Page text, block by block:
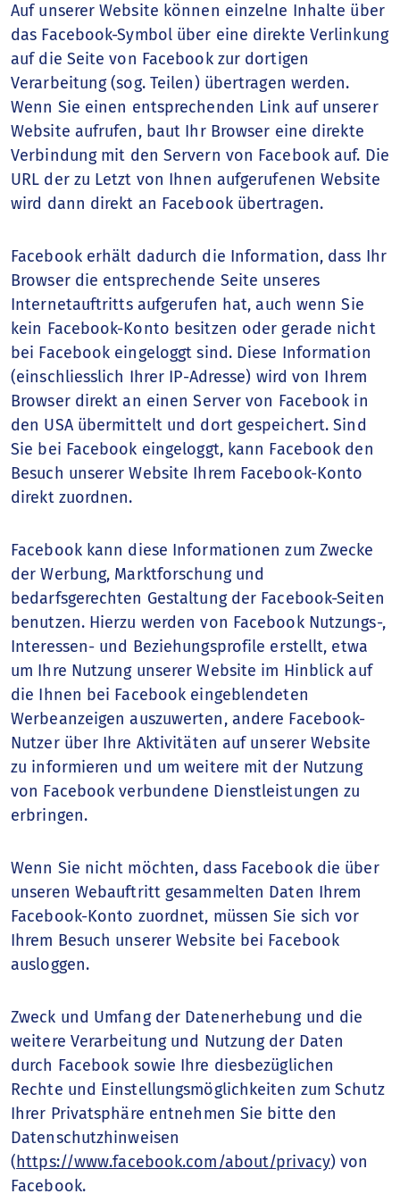
Auf unserer Website können einzelne Inhalte über
das Facebook-Symbol über eine direkte Verlinkung
auf die Seite von Facebook zur dortigen
Verarbeitung (sog. Teilen) übertragen werden.
Wenn Sie einen entsprechenden Link auf unserer
Website aufrufen, baut Ihr Browser eine direkte
Verbindung mit den Servern von Facebook auf. Die
URL der zu Letzt von Ihnen aufgerufenen Website
wird dann direkt an Facebook übertragen.
Facebook erhält dadurch die Information, dass Ihr
Browser die entsprechende Seite unseres
Internetauftritts aufgerufen hat, auch wenn Sie
kein Facebook-Konto besitzen oder gerade nicht
bei Facebook eingeloggt sind. Diese Information
(einschliesslich Ihrer IP-Adresse) wird von Ihrem
Browser direkt an einen Server von Facebook in
den USA übermittelt und dort gespeichert. Sind
Sie bei Facebook eingeloggt, kann Facebook den
Besuch unserer Website Ihrem Facebook-Konto
direkt zuordnen.
Facebook kann diese Informationen zum Zwecke
der Werbung, Marktforschung und
bedarfsgerechten Gestaltung der Facebook-Seiten
benutzen. Hierzu werden von Facebook Nutzungs-,
Interessen- und Beziehungsprofile erstellt, etwa
um Ihre Nutzung unserer Website im Hinblick auf
die Ihnen bei Facebook eingeblendeten
Werbeanzeigen auszuwerten, andere Facebook-
Nutzer über Ihre Aktivitäten auf unserer Website
zu informieren und um weitere mit der Nutzung
von Facebook verbundene Dienstleistungen zu
erbringen.
Wenn Sie nicht möchten, dass Facebook die über
unseren Webauftritt gesammelten Daten Ihrem
Facebook-Konto zuordnet, müssen Sie sich vor
Ihrem Besuch unserer Website bei Facebook
ausloggen.
Zweck und Umfang der Datenerhebung und die
weitere Verarbeitung und Nutzung der Daten
durch Facebook sowie Ihre diesbezüglichen
Rechte und Einstellungsmöglichkeiten zum Schutz
Ihrer Privatsphäre entnehmen Sie bitte den
Datenschutzhinweisen
(https://www.facebook.com/about/privacy) von
Facebook.